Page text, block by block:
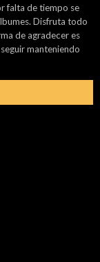
falta de tiempo se
Disfruta todo
de agradecer es
manteniendo